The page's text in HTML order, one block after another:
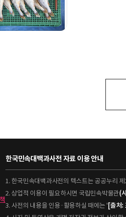
한국민속대백과사전 자료 이용 안내
1. 한국민속대백과사전의 텍스트는 공공누리
2. 상업적 이용이 필요하시면 국립민속박물관(
3. 사전의 내용을 인용·활용하실 때에는 ' [출처: